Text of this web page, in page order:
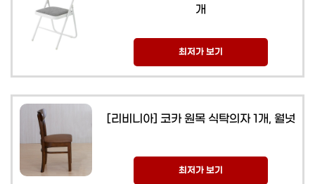
개
최저가 보기
[리비니아] 코카 원목 식탁의자 1개, 월넛
최저가 보기